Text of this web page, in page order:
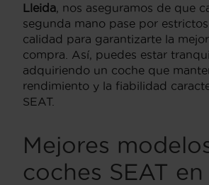
Lleida, nos aseguramos de que
segunda mano pase por
calidad para garantizarte la
compra. Así, puedes estar
adquiriendo un coche que
rendimiento y la fiabilidad
SEAT.
Mejores
coches SEAT